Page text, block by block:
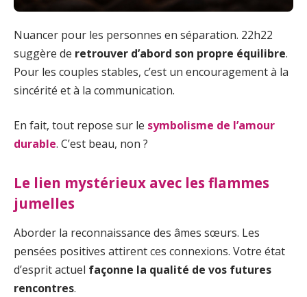
Nuancer pour les personnes en séparation. 22h22
suggère de retrouver d’abord son propre équilibre.
Pour les couples stables, c’est un encouragement à la
sincérité et à la communication.
En fait, tout repose sur le symbolisme de l’amour
durable. C’est beau, non ?
Le lien mystérieux avec les flammes
jumelles
Aborder la reconnaissance des âmes sœurs. Les
pensées positives attirent ces connexions. Votre état
d’esprit actuel façonne la qualité de vos futures
rencontres.